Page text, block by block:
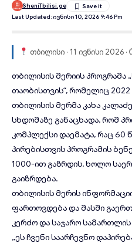
Last Updated: Ივნისი 10, 2026 9:46 Pm
SheniTbilisi.ge
თბილისი · 11 ივნისი 2026
თბილისის მერიისპროგრამა
თაობისთვის“, რომელიც
თბილისის მერმა კახა
სხდომაზე განაცხადა, რომ
კომპლექსი დაემატა, რაც60
პირებისთვის პროგრამის
1000-ით გაზრდის, ხოლო
გაიზრდება.
თბილისის მერის
ფართოვდება და მასში
კერძო და საჯარო
„ეს ჩვენი საარჩევნო